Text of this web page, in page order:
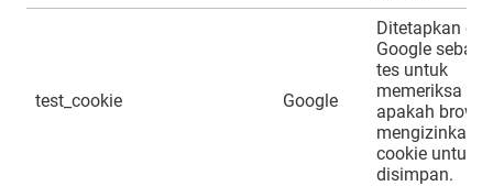
test_cookie Google
Ditetapkan
Google
tes untuk
memeriksa
apakah
mengizinkan
cookie untuk
disimpan.